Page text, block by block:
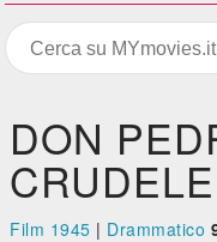
DON
CRUDELE
Film 1945 | Drammatico